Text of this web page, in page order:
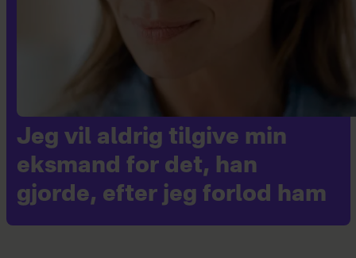
Jeg vil aldrig tilgive min
eksmand for det, han
gjorde, efter jeg forlod ham